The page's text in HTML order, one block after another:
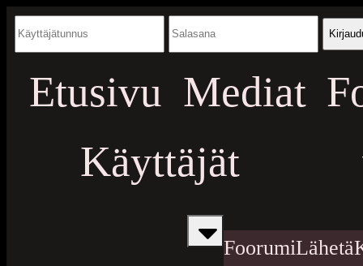
Etusivu Mediat
Käyttäjät
FoorumiLähetä